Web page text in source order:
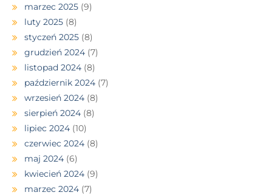
marzec 2025 (9)
luty 2025 (8)
styczeń 2025 (8)
grudzień 2024 (7)
listopad 2024 (8)
październik 2024 (7)
wrzesień 2024 (8)
sierpień 2024 (8)
lipiec 2024 (10)
czerwiec 2024 (8)
maj 2024 (6)
kwiecień 2024 (9)
marzec 2024 (7)